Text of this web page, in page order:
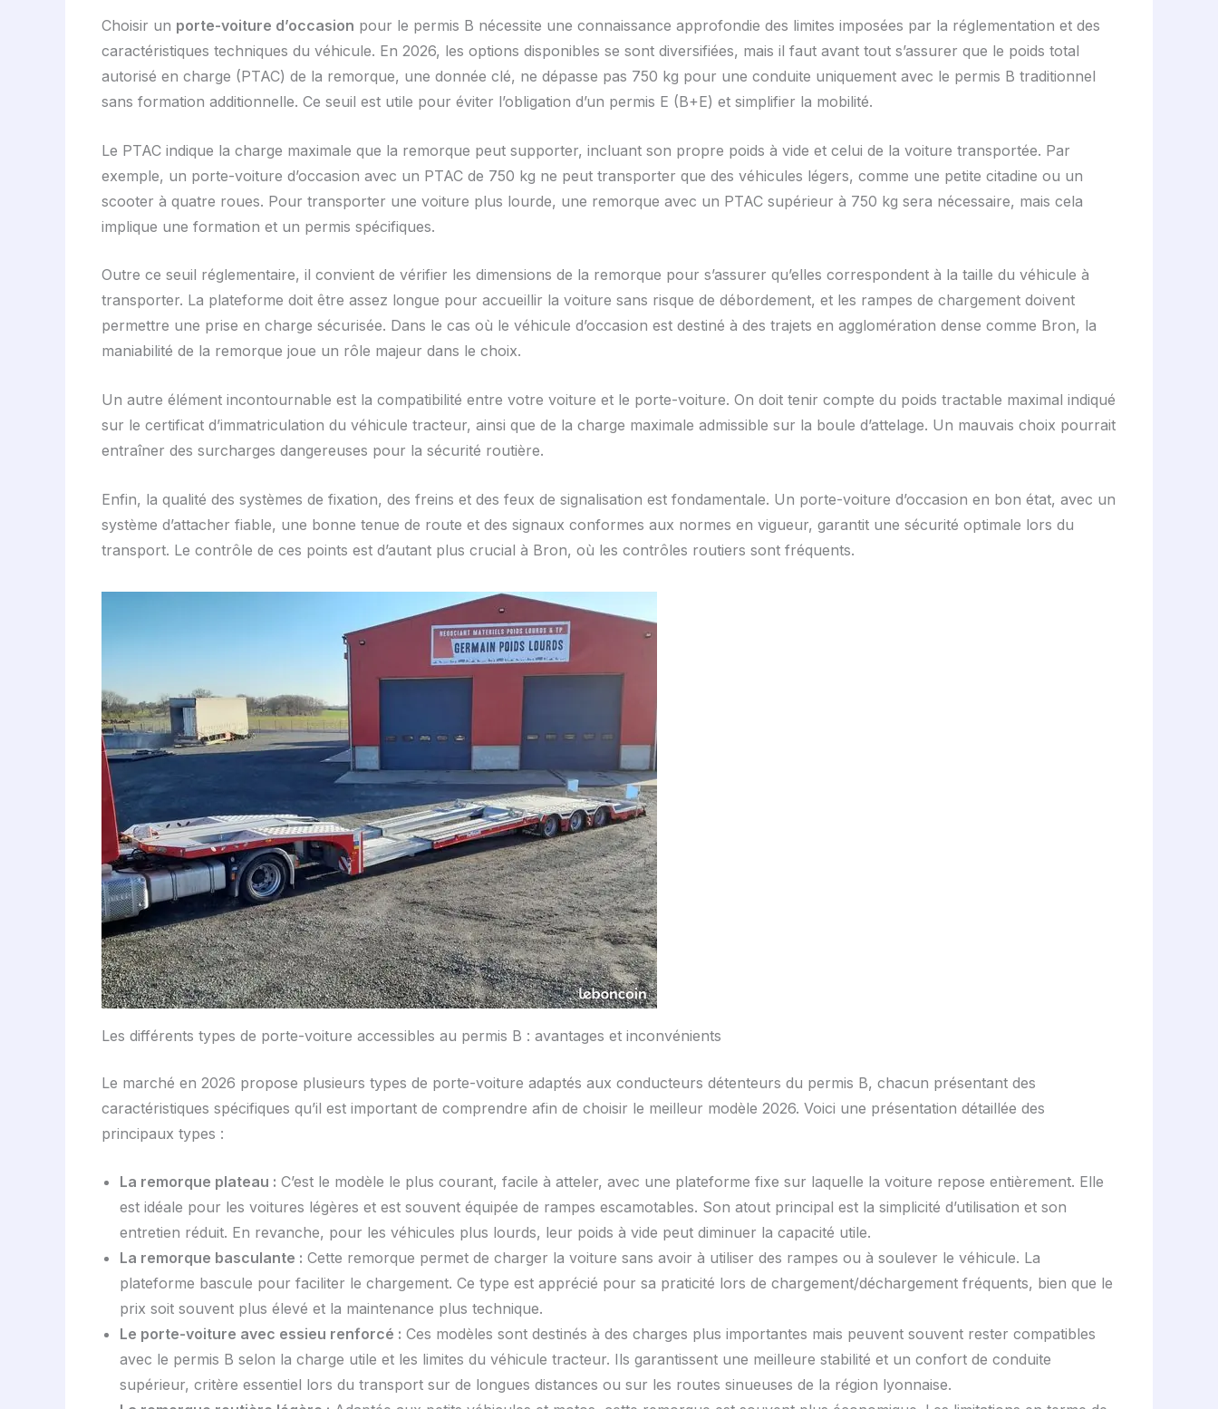
Choisir un porte-voiture d’occasion pour le permis B nécessite une connaissance approfondie des limites imposées par la réglementation et des
caractéristiques techniques du véhicule. En 2026, les options disponibles se sont diversifiées, mais il faut avant tout s’assurer que le poids total
autorisé en charge (PTAC) de la remorque, une donnée clé, ne dépasse pas 750 kg pour une conduite uniquement avec le permis B traditionnel
sans formation additionnelle. Ce seuil est utile pour éviter l’obligation d’un permis E (B+E) et simplifier la mobilité.
Le PTAC indique la charge maximale que la remorque peut supporter, incluant son propre poids à vide et celui de la voiture transportée. Par
exemple, un porte-voiture d’occasion avec un PTAC de 750 kg ne peut transporter que des véhicules légers, comme une petite citadine ou un
scooter à quatre roues. Pour transporter une voiture plus lourde, une remorque avec un PTAC supérieur à 750 kg sera nécessaire, mais cela
implique une formation et un permis spécifiques.
Outre ce seuil réglementaire, il convient de vérifier les dimensions de la remorque pour s’assurer qu’elles correspondent à la taille du véhicule à
transporter. La plateforme doit être assez longue pour accueillir la voiture sans risque de débordement, et les rampes de chargement doivent
permettre une prise en charge sécurisée. Dans le cas où le véhicule d’occasion est destiné à des trajets en agglomération dense comme Bron, la
maniabilité de la remorque joue un rôle majeur dans le choix.
Un autre élément incontournable est la compatibilité entre votre voiture et le porte-voiture. On doit tenir compte du poids tractable maximal indiqué
sur le certificat d’immatriculation du véhicule tracteur, ainsi que de la charge maximale admissible sur la boule d’attelage. Un mauvais choix pourrait
entraîner des surcharges dangereuses pour la sécurité routière.
Enfin, la qualité des systèmes de fixation, des freins et des feux de signalisation est fondamentale. Un porte-voiture d’occasion en bon état, avec un
système d’attacher fiable, une bonne tenue de route et des signaux conformes aux normes en vigueur, garantit une sécurité optimale lors du
transport. Le contrôle de ces points est d’autant plus crucial à Bron, où les contrôles routiers sont fréquents.
Les différents types de porte-voiture accessibles au permis B : avantages et inconvénients
Le marché en 2026 propose plusieurs types de porte-voiture adaptés aux conducteurs détenteurs du permis B, chacun présentant des
caractéristiques spécifiques qu’il est important de comprendre afin de choisir le meilleur modèle 2026. Voici une présentation détaillée des
principaux types :
La remorque plateau : C’est le modèle le plus courant, facile à atteler, avec une plateforme fixe sur laquelle la voiture repose entièrement. Elle
est idéale pour les voitures légères et est souvent équipée de rampes escamotables. Son atout principal est la simplicité d’utilisation et son
entretien réduit. En revanche, pour les véhicules plus lourds, leur poids à vide peut diminuer la capacité utile.
La remorque basculante : Cette remorque permet de charger la voiture sans avoir à utiliser des rampes ou à soulever le véhicule. La
plateforme bascule pour faciliter le chargement. Ce type est apprécié pour sa praticité lors de chargement/déchargement fréquents, bien que le
prix soit souvent plus élevé et la maintenance plus technique.
Le porte-voiture avec essieu renforcé : Ces modèles sont destinés à des charges plus importantes mais peuvent souvent rester compatibles
avec le permis B selon la charge utile et les limites du véhicule tracteur. Ils garantissent une meilleure stabilité et un confort de conduite
supérieur, critère essentiel lors du transport sur de longues distances ou sur les routes sinueuses de la région lyonnaise.